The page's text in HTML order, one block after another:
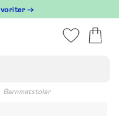
→
Barnmatstolar